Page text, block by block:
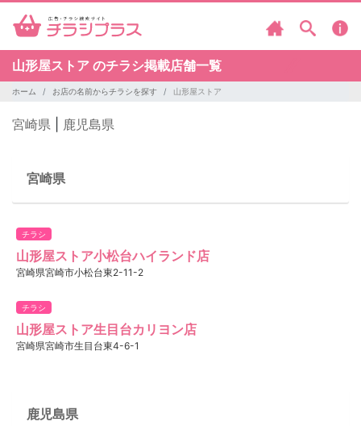
山形屋ストア のチラシ掲載店舗一覧
ホーム お店の名前からチラシを探す 山形屋ストア
宮崎県 鹿児島県
宮崎県
チラシ
山形屋ストア小松台ハイランド店
宮崎県宮崎市小松台東2-11-2
チラシ
山形屋ストア生目台カリヨン店
宮崎県宮崎市生目台東4-6-1
鹿児島県